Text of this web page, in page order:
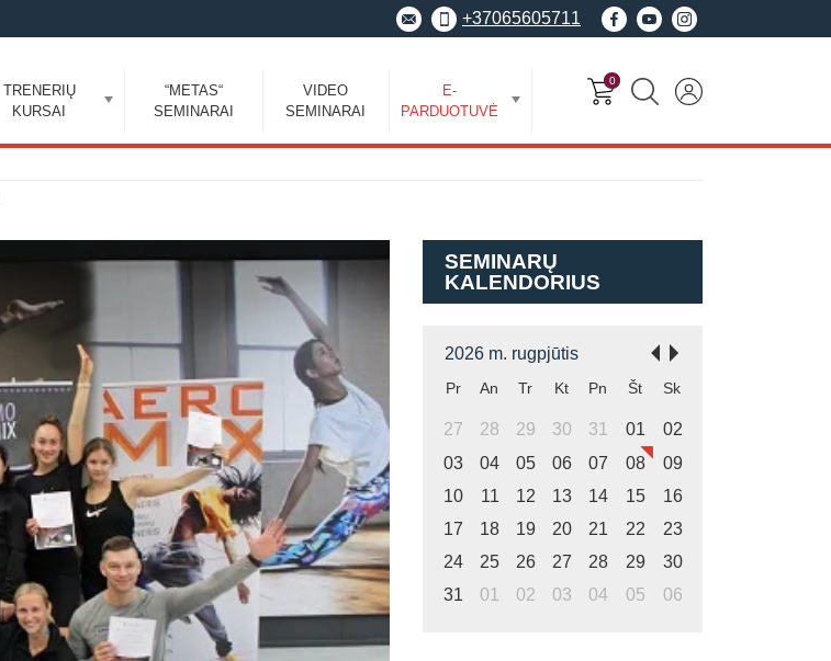
+37065605711
TRENERIŲ
KURSAI
“METAS“
SEMINARAI
VIDEO
SEMINARAI
E-
PARDUOTUVĖ
0
SEMINARŲ
KALENDORIUS
2026 m. rugpjūtis
Pr An Tr Kt Pn Št Sk
27 28 29 30 31 01
02
03
04 05 06 07 08
09
10
11 12 13 14 15
16
17
18 19 20 21 22
23
24
25 26 27 28 29
30
31
01 02 03 04 05 06